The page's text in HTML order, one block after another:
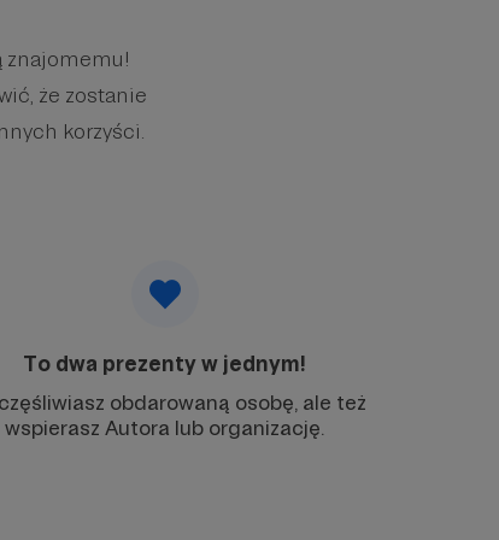
znajomemu!
że zostanie
korzyści.
To dwa prezenty w jednym!
obdarowaną osobę, ale też
wspierasz Autora lub organizację.